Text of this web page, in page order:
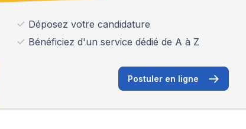
Déposez votre candidature
Bénéficiez d'un service dédié de A à Z
Postuler en ligne